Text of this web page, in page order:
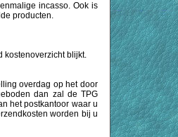
incasso. Ook is
producten.
kostenoverzicht blijkt.
overdag op het door
dan zal de TPG
het postkantoor waar u
worden bij u